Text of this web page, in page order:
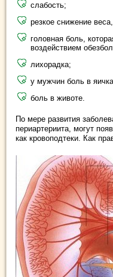
слабость;
резкое снижение
головная боль,
воздействием
лихорадка;
у мужчин боль в
боль в животе.
По мере развития
периартериита, могут
как кровоподтеки. Как